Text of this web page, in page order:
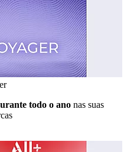
todo o ano nas suas